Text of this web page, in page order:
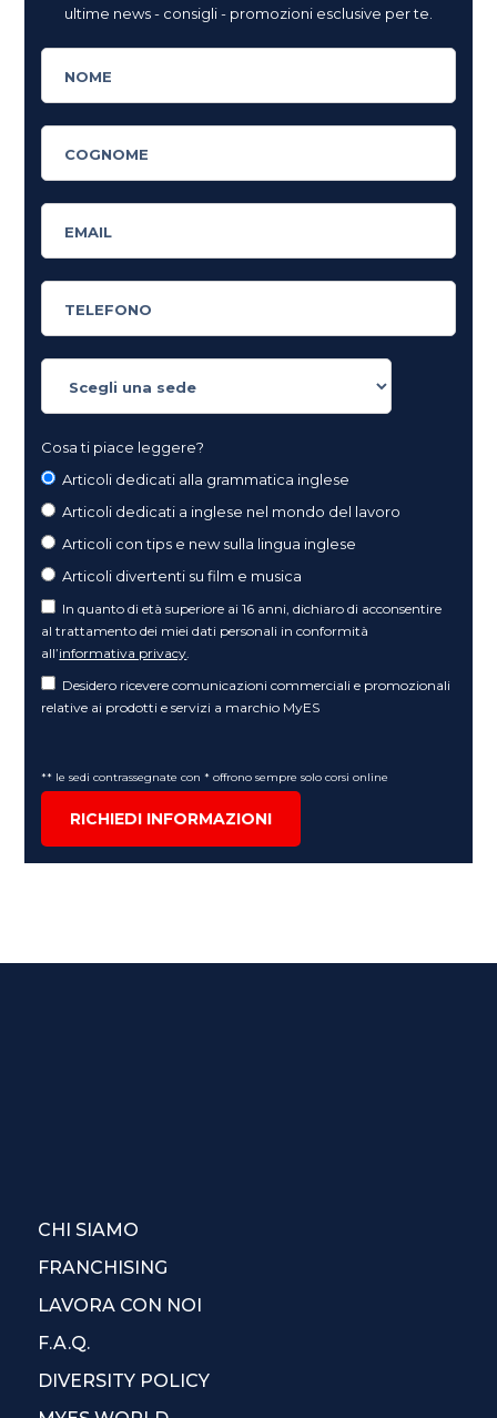
ultime news - consigli - promozioni esclusive per te.
Cosa ti piace leggere?
Articoli dedicati alla grammatica inglese
Articoli dedicati a inglese nel mondo del lavoro
Articoli con tips e new sulla lingua inglese
Articoli divertenti su film e musica
In quanto di età superiore ai 16 anni, dichiaro di acconsentire
al trattamento dei miei dati personali in conformità
all’informativa privacy
Desidero ricevere comunicazioni commerciali e promozionali
relative ai prodotti e servizi a marchio MyES
** le sedi contrassegnate con * offrono sempre solo corsi online
RICHIEDI INFORMAZIONI
CHI SIAMO
FRANCHISING
LAVORA CON NOI
F.A.Q.
DIVERSITY POLICY